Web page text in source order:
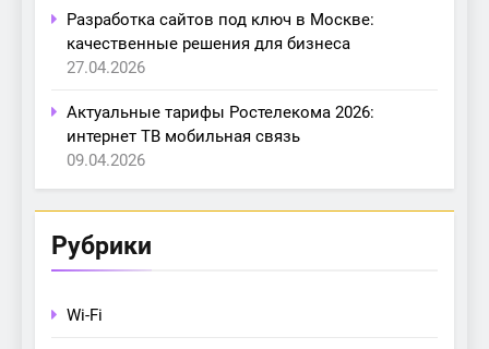
Разработка сайтов под ключ в Москве:
качественные решения для бизнеса
27.04.2026
Актуальные тарифы Ростелекома 2026:
интернет ТВ мобильная связь
09.04.2026
Рубрики
Wi-Fi